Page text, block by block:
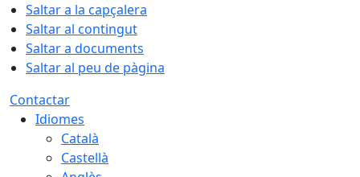
Saltar a la capçalera
Saltar al contingut
Saltar a documents
Saltar al peu de pàgina
Contactar
Idiomes
Català
Castellà